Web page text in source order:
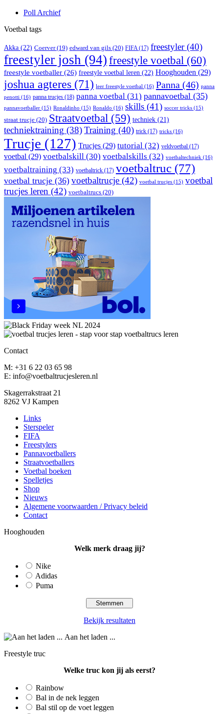
Poll Archief
Voetbal tags
Akka (22) Coerver(19) edward van gils (20) FIFA(17) freestyler(40)
freestyler josh (94) freestyle voetbal (60)
freestyle voetballer (26) freestyle voetbal leren (22) Hooghouden (29)
joshua agteres (71) leer freestyle voetbal (16) Panna (46) panna
penotti (16) panna trucjes (18) panna voetbal (31) pannavoetbal (35)
pannavoetballer (15) Ronaldinho (15) Ronaldo (16) skills (41) soccer tricks (15)
straat trucje (20) Straatvoetbal (59) techniek (21)
techniektraining (38)Training (40) trick (17) tricks (16)
Trucje (127) Trucjes (29) tutorial (32) veldvoetbal (17)
voetbal (29) voetbalskill (30) voetbalskills (32) voetbaltechniek (16)
voetbaltraining (33) voetbaltrick (17) voetbaltruc (77)
voetbal trucje (36) voetbaltrucje (42) voetbal trucjes (15) voetbal
trucjes leren (42) voetbaltrucs (20)
Contact
M: +31 6 22 03 65 98
E: info@voetbaltrucjesleren.nl
Skagerrakstraat 21
8262 VJ Kampen
Links
Sterspeler
FIFA
Freestylers
Pannavoetballers
Straatvoetballers
Voetbal boeken
Spelletjes
Shop
Nieuws
Algemene voorwaarden / Privacy beleid
Contact
Hooghouden
Welk merk draag jij?
Nike
Adidas
Puma
Bekijk resultaten
Aan het laden ...
Freestyle truc
Welke truc kon jij als eerst?
Rainbow
Bal in de nek leggen
Bal stil op de voet leggen